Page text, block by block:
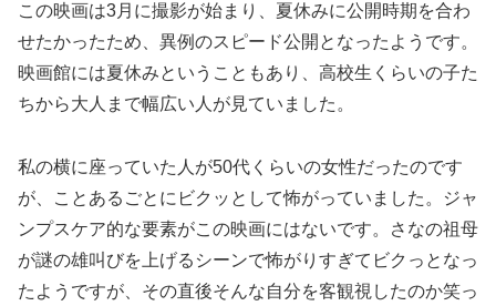
この映画は3月に撮影が始まり、夏休みに公開時期を合わ
せたかったため、異例のスピード公開となったようです。
映画館には夏休みということもあり、高校生くらいの子た
ちから大人まで幅広い人が見ていました。
私の横に座っていた人が50代くらいの女性だったのです
が、ことあるごとにビクッとして怖がっていました。ジャ
ンプスケア的な要素がこの映画にはないです。さなの祖母
が謎の雄叫びを上げるシーンで怖がりすぎてビクっとなっ
たようですが、その直後そんな自分を客観視したのか笑っ